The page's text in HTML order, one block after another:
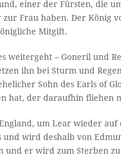
einer der Fürsten, die
Frau haben. Der König
Mitgift.
weitergeht – Goneril und
ihn bei Sturm und
Sohn des Earls of
hat, der daraufhin fliehen
um Lear wieder auf
und wird deshalb von
er wird zum Sterben